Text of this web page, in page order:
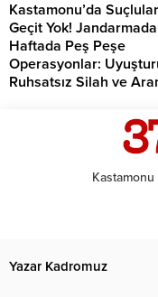
Kastamonu’da
Geçit Yok!
Haftada Peş Peşe
Operasyonlar:
Ruhsatsız Silah ve
Yazar Kadromuz